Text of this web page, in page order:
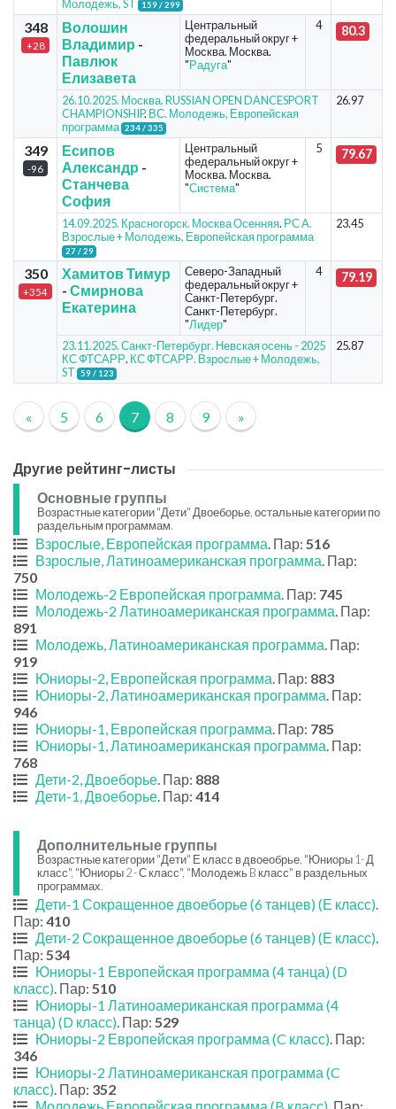
Молодежь, ST
159 / 299
348
+28
Волошин
Владимир -
Павлюк
Елизавета
Центральный
федеральный округ +
Москва. Москва.
"Радуга"
4 80.3
26.10.2025. Москва. RUSSIAN OPEN DANCESPORT
CHAMPIONSHIP. ВС. Молодежь, Европейская
программа 234 / 335
26.97
349
-96
Есипов
Александр -
Станчева
София
Центральный
федеральный округ +
Москва. Москва.
"Система"
5 79.67
14.09.2025. Красногорск. Москва Осенняя. РС А.
Взрослые + Молодежь, Европейская программа
27 / 29
23.45
350
+354
Хамитов Тимур
- Смирнова
Екатерина
Северо-Западный
федеральный округ +
Санкт-Петербург.
Санкт-Петербург.
"Лидер"
4 79.19
23.11.2025. Санкт-Петербург. Невская осень - 2025
КС ФТСАРР. КС ФТСАРР. Взрослые + Молодежь,
ST
59 / 123
25.87
« 5 6 7 8 9 »
Другие рейтинг-листы
Основные группы
Возрастные категории "Дети" Двоеборье, остальные категории по
раздельным программам.
Взрослые, Европейская программа. Пар: 516
Взрослые, Латиноамериканская программа. Пар:
750
Молодежь-2 Европейская программа. Пар: 745
Молодежь-2 Латиноамериканская программа. Пар:
891
Молодежь, Латиноамериканская программа. Пар:
919
Юниоры-2, Европейская программа. Пар: 883
Юниоры-2, Латиноамериканская программа. Пар:
946
Юниоры-1, Европейская программа. Пар: 785
Юниоры-1, Латиноамериканская программа. Пар:
768
Дети-2, Двоеборье. Пар: 888
Дети-1, Двоеборье. Пар: 414
Дополнительные группы
Возрастные категории "Дети" Е класс в двоеобрье, "Юниоры 1- Д
класс", "Юниоры 2 - С класс", "Молодежь B класс" в раздельных
программах.
Дети-1 Сокращенное двоеборье (6 танцев) (Е класс).
Пар: 410
Дети-2 Сокращенное двоеборье (6 танцев) (Е класс).
Пар: 534
Юниоры-1 Европейская программа (4 танца) (D
класс). Пар: 510
Юниоры-1 Латиноамериканская программа (4
танца) (D класс). Пар: 529
Юниоры-2 Европейская программа (C класс). Пар:
346
Юниоры-2 Латиноамериканская программа (C
класс). Пар: 352